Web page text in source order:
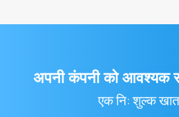
अपनी कंपनी को आवश्यक
एक नि: शुल्क